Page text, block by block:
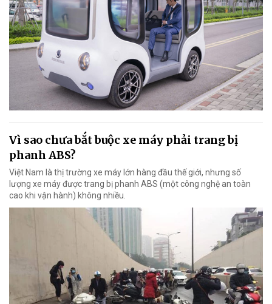
Vì sao chưa bắt buộc xe máy phải trang bị
phanh ABS?
Việt Nam là thị trường xe máy lớn hàng đầu thế giới, nhưng số
lượng xe máy được trang bị phanh ABS (một công nghệ an toàn
cao khi vận hành) không nhiều.